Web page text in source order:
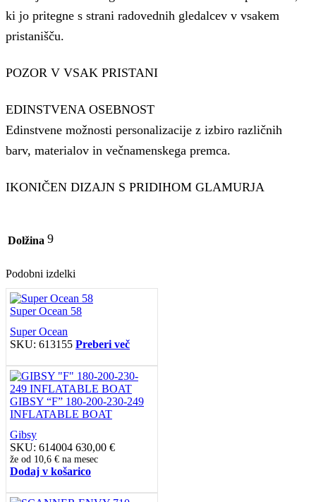
ki jo pritegne s strani radovednih gledalcev v vsakem
pristanišču.
POZOR V VSAK PRISTANI
EDINSTVENA OSEBNOST
Edinstvene možnosti personalizacije z izbiro različnih
barv, materialov in večnamenskega premca.
IKONIČEN DIZAJN S PRIDIHOM GLAMURJA
Dolžina 9
Podobni izdelki
Super Ocean 58
Super Ocean
SKU: 613155 Preberi več
GIBSY “F” 180-200-230-249
INFLATABLE BOAT
Gibsy
SKU: 614004 630,00 €
že od 10,6 € na mesec
Dodaj v košarico